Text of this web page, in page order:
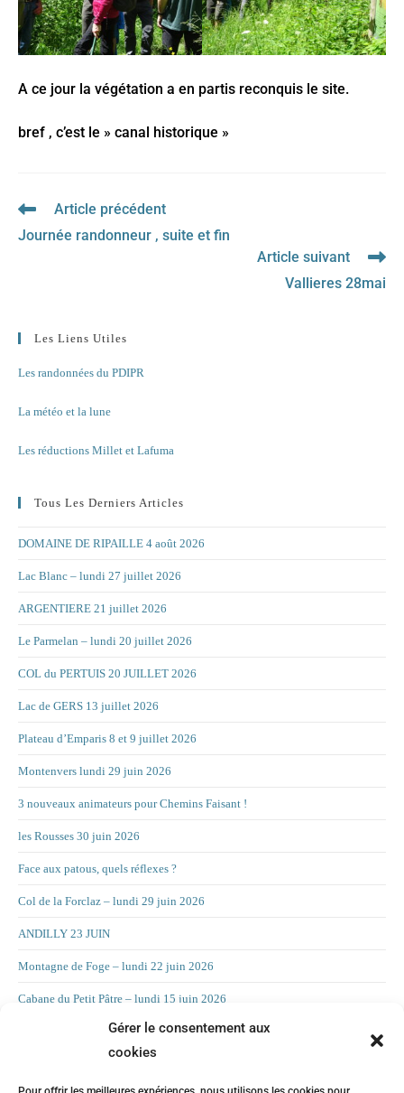
Gérer le consentement aux
cookies
A ce jour la végétation a en partis reconquis le site.
bref , c’est le » canal historique »
Read
articles
Article précédent
Journée randonneur , suite et fin
Article suivant
Vallieres 28mai
Les Liens Utiles
Les randonnées du PDIPR
La météo et la lune
Les réductions Millet et Lafuma
Tous Les Derniers Articles
DOMAINE DE RIPAILLE 4 août 2026
Lac Blanc – lundi 27 juillet 2026
ARGENTIERE 21 juillet 2026
Le Parmelan – lundi 20 juillet 2026
COL du PERTUIS 20 JUILLET 2026
Lac de GERS 13 juillet 2026
Plateau d’Emparis 8 et 9 juillet 2026
Montenvers lundi 29 juin 2026
3 nouveaux animateurs pour Chemins Faisant !
les Rousses 30 juin 2026
Face aux patous, quels réflexes ?
Col de la Forclaz – lundi 29 juin 2026
ANDILLY 23 JUIN
Montagne de Foge – lundi 22 juin 2026
Cabane du Petit Pâtre – lundi 15 juin 2026
La Croix d’Allant – lundi 8 juin 2026